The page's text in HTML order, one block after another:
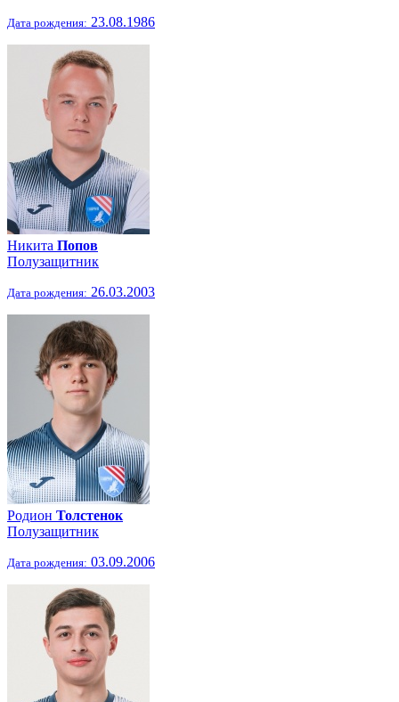
Дата рождения: 23.08.1986
Никита Попов
Полузащитник
Дата рождения: 26.03.2003
Родион Толстенок
Полузащитник
Дата рождения: 03.09.2006